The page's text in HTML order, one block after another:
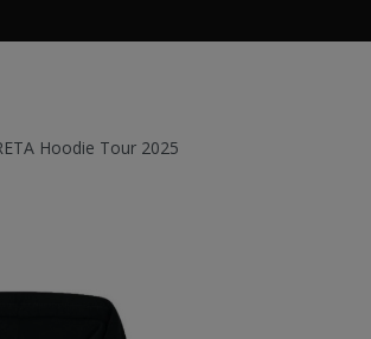
Hoodie Tour 2025